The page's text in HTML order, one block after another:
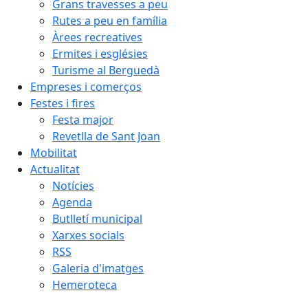
Grans travesses a peu
Rutes a peu en família
Àrees recreatives
Ermites i esglésies
Turisme al Berguedà
Empreses i comerços
Festes i fires
Festa major
Revetlla de Sant Joan
Mobilitat
Actualitat
Notícies
Agenda
Butlletí municipal
Xarxes socials
RSS
Galeria d'imatges
Hemeroteca